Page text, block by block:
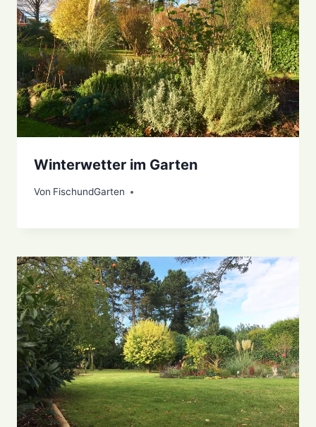
Winterwetter im Garten
Von FischundGarten
18. Januar 2021